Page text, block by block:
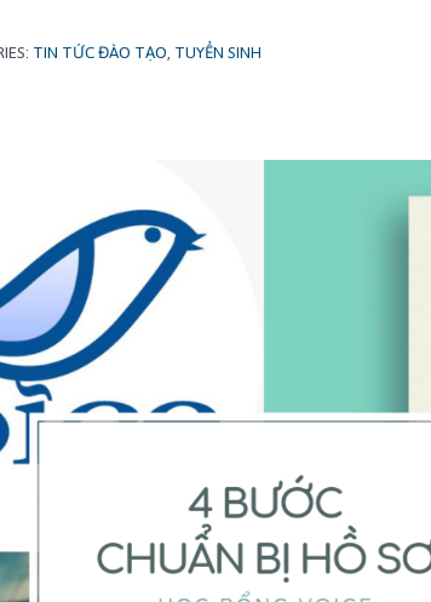
TIN TỨC ĐÀO TẠO TUYỂN SINH